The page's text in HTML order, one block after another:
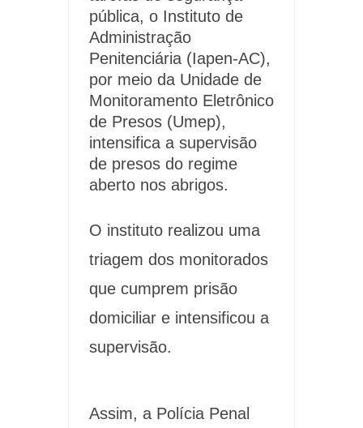
pública, o Instituto de
Administração
Penitenciária (Iapen-AC),
por meio da Unidade de
Monitoramento Eletrônico
de Presos (Umep),
intensifica a supervisão
de presos do regime
aberto nos abrigos.
O instituto realizou uma
triagem dos monitorados
que cumprem prisão
domiciliar e intensificou a
supervisão.
Assim, a Polícia Penal